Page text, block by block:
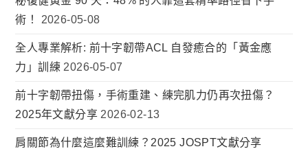
術！
2026-05-08
全人專業解析: 前十字韌帶ACL 自發癒合的「黃金應
力」訓練 2026-05-07
前十字韌帶扭傷，手術重建、練完肌力仍再次扭傷？
2025年文獻分享 2026-02-13
肩關節為什麼這麼難訓練？2025 JOSPT文獻分享